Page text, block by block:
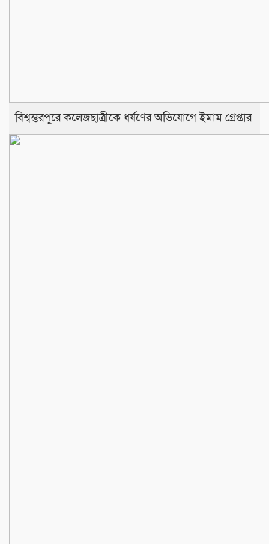
বিশ্বম্ভরপুরে কলেজছাত্রীকে ধর্ষণের অভিযোগে ইমাম গ্রেপ্তার